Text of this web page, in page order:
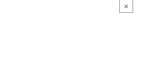
×